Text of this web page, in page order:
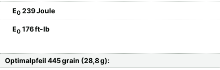
E0 239 Joule
E0 176 ft-lb
Optimalpfeil 445 grain (28,8 g):